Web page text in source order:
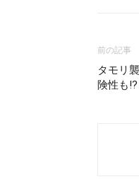
前の記事
タモリ
険性も!?